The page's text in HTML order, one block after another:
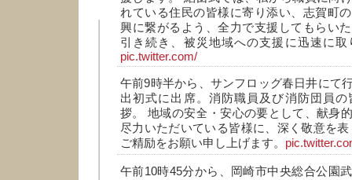
れている住民の皆様に寄り添い、志賀町
興に繋がるよう、全力で支援してもらい
引き続き、被災地域への支援に迅速に
pic.twitter.com/
午前9時半から、サンフロッグ春日井にて
出初式に出席。消防職員及び消防団員
拶。 地域の安全・安心の要として、献身
尽力いただいている皆様に、深く敬意を
ご精励をお願い申し上げます。
午前10時45分から、岡崎市中央総合公園